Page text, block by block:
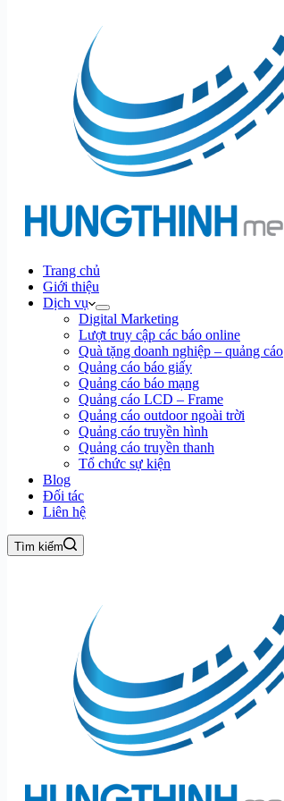
Trang chủ
Giới thiệu
Dịch vụ
Digital Marketing
Lượt truy cập các báo online
Quà tặng doanh nghiệp – quảng cáo
Quảng cáo báo giấy
Quảng cáo báo mạng
Quảng cáo LCD – Frame
Quảng cáo outdoor ngoài trời
Quảng cáo truyền hình
Quảng cáo truyền thanh
Tổ chức sự kiện
Blog
Đối tác
Liên hệ
Tìm kiếm